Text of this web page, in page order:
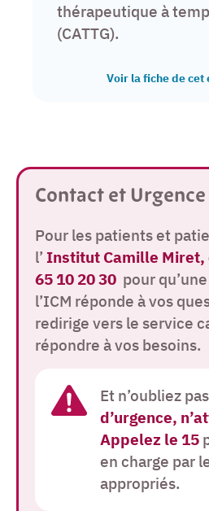
thérapeutique à
(CATTG).
Voir la fiche de
Unité de
Contact et Urgence
Pour les patients et
l’ Institut Camille Miret,
65 10 20 30 pour
l’ICM réponde à vos
redirige vers le service
répondre à vos besoins.
Et n’oubliez
d’urgence,
Appelez le 15
en charge par
appropriés.